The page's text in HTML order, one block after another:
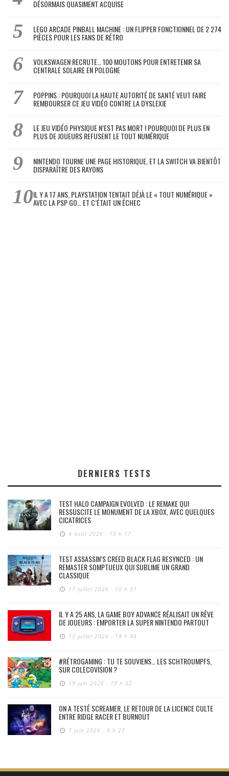
DÉSORMAIS QUASIMENT ACQUISE
LEGO ARCADE PINBALL MACHINE : UN FLIPPER FONCTIONNEL DE 2 274
PIÈCES POUR LES FANS DE RÉTRO
VOLKSWAGEN RECRUTE… 100 MOUTONS POUR ENTRETENIR SA
CENTRALE SOLAIRE EN POLOGNE
POPPINS : POURQUOI LA HAUTE AUTORITÉ DE SANTÉ VEUT FAIRE
REMBOURSER CE JEU VIDÉO CONTRE LA DYSLEXIE
LE JEU VIDÉO PHYSIQUE N’EST PAS MORT ! POURQUOI DE PLUS EN
PLUS DE JOUEURS REFUSENT LE TOUT NUMÉRIQUE
NINTENDO TOURNE UNE PAGE HISTORIQUE, ET LA SWITCH VA BIENTÔT
DISPARAÎTRE DES RAYONS
IL Y A 17 ANS, PLAYSTATION TENTAIT DÉJÀ LE « TOUT NUMÉRIQUE »
AVEC LA PSP GO… ET C’ÉTAIT UN ÉCHEC
DERNIERS TESTS
TEST HALO CAMPAIGN EVOLVED : LE REMAKE QUI
RESSUSCITE LE MONUMENT DE LA XBOX, AVEC QUELQUES
CICATRICES
4 août 2026 - 10 h 17
TEST ASSASSIN’S CREED BLACK FLAG RESYNCED : UN
REMASTER SOMPTUEUX QUI SUBLIME UN GRAND
CLASSIQUE
17 juillet 2026 - 10 h 37
IL Y A 25 ANS, LA GAME BOY ADVANCE RÉALISAIT UN RÊVE
DE JOUEURS : EMPORTER LA SUPER NINTENDO PARTOUT
13 juillet 2026 - 14 h 48
#RÉTROGAMING : TU TE SOUVIENS… LES SCHTROUMPFS,
SUR COLECOVISION ?
19 juin 2026 - 19 h 02
ON A TESTÉ SCREAMER, LE RETOUR DE LA LICENCE CULTE
ENTRE RIDGE RACER ET BURNOUT
7 juin 2026 - 9 h 27